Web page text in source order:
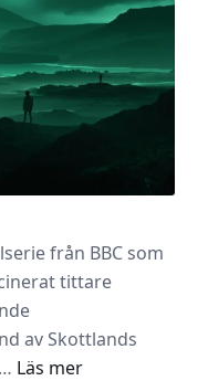
från BBC som
tittare
av Skottlands
Läs mer